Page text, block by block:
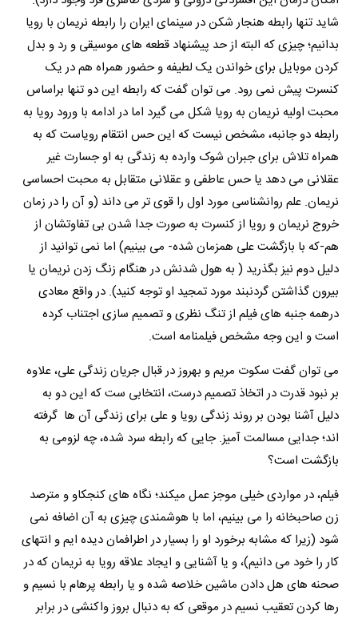
شاید تنها رابطه هنجار شکن در سینمای ایران را رابطه نریمان با رویا
بدانیم؛ چیزی که البته از حد پیشنهاد قطعه های موسیقی و رد و بدل
کردن موبایل برای خواندن یک لطیفه و حضور همراه هم در یک
کنسرت پیش نمی رود. می توان گفت که رابطه این دو تنها براساس
محبت اولیه نریمان به رویا شکل می گیرد اما در ادامه با ورود رویا به
رابطه دو جانبه، مشخص نیست که این حس انتقام رویاست که به
همراه تلاش برای جبران شوک وارده به زندگی به او جسارت غیر
عقلانی می دهد یا حس عاطفی و عقلانی متقابل به محبت احساسی
نریمان. علم روانشناسی مورد اول را قوی تر می داند (و آن را در زمان
خروج نریمان و رویا از کنسرت به صورت جدا شدن بی تفاوتشان از
هم-که با بازگشت علی همزمان شده- می بینیم) اما نمی توانید از
دلیل دوم نیز بگذرید ( به هول شدنش در هنگام زنگ زدن نریمان یا
بیرون گذاشتن گردنبند مورد تمجید او توجه کنید). در واقع معادی
درهمه جنبه های فیلم از تنگ نظری و تصمیم سازی اجتناب کرده
است و این وجه مشخص فیلمنامه است.
می توان گفت سکوت مریم و بهروز در قبال جریان زندگی علی، علاوه
بر نبود قدرت در اتخاذ تصمیم درست، انتخابی ست که این دو به
دلیل آشنا بودن بر روند زندگی رویا و علی برای زندگی آن ها گرفته
اند؛ جدایی مسالمت آمیز. جایی که رابطه سرد شده، چه لزومی به
بازگشت است؟
فیلم، در مواردی خیلی موجز عمل میکند؛ نگاه های کنجکاو و مترصد
زن صاحبخانه را می بینیم، اما با هوشمندی چیزی به آن اضافه نمی
شود (زیرا که مشابه برخورد او را بسیار در اطرافمان دیده ایم و انتهای
کار را خود می دانیم)، و یا آشنایی و ایجاد علاقه رویا به نریمان که در
صحنه های هل دادن ماشین خلاصه شده و یا رابطه پرهام با نسیم و
رها کردن تعقیب نسیم در موقعی که به دنبال بروز واکنشی در برابر